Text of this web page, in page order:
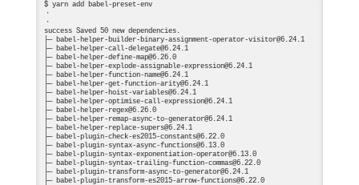
$ yarn add babel-preset-env
・
・
success Saved 50 new dependencies.
├─ babel-helper-builder-binary-assignment-operator-visitor@6.24.1
├─ babel-helper-call-delegate@6.24.1
├─ babel-helper-define-map@6.26.0
├─ babel-helper-explode-assignable-expression@6.24.1
├─ babel-helper-function-name@6.24.1
├─ babel-helper-get-function-arity@6.24.1
├─ babel-helper-hoist-variables@6.24.1
├─ babel-helper-optimise-call-expression@6.24.1
├─ babel-helper-regex@6.26.0
├─ babel-helper-remap-async-to-generator@6.24.1
├─ babel-helper-replace-supers@6.24.1
├─ babel-plugin-check-es2015-constants@6.22.0
├─ babel-plugin-syntax-async-functions@6.13.0
├─ babel-plugin-syntax-exponentiation-operator@6.13.0
├─ babel-plugin-syntax-trailing-function-commas@6.22.0
├─ babel-plugin-transform-async-to-generator@6.24.1
├─ babel-plugin-transform-es2015-arrow-functions@6.22.0